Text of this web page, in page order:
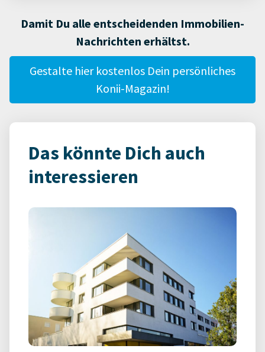
Damit Du alle entscheidenden Immobilien-
Nachrichten erhältst.
Gestalte hier kostenlos Dein persönliches
Konii-Magazin!
Das könnte Dich auch
interessieren